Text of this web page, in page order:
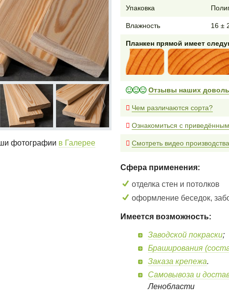
фотографии в Галерее
Упаковка
Влажность 16 ±
Планкен прямой имеет
Отзывы наших
Чем различаются сорта?
Ознакомиться с
Смотреть видео производства
Сфера применения:
отделка стен и потолков
оформление беседок,
Имеется возможность:
Заводской покраски;
Браширования
Заказа крепежа.
Самовывоза и
Ленобласти